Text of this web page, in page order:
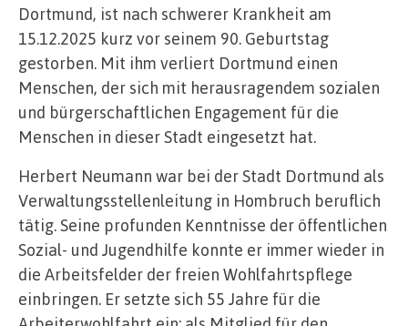
Dortmund, ist nach schwerer Krankheit am
15.12.2025 kurz vor seinem 90. Geburtstag
gestorben. Mit ihm verliert Dortmund einen
Menschen, der sich mit herausragendem sozialen
und bürgerschaftlichen Engagement für die
Menschen in dieser Stadt eingesetzt hat.
Herbert Neumann war bei der Stadt Dortmund als
Verwaltungsstellenleitung in Hombruch beruflich
tätig. Seine profunden Kenntnisse der öffentlichen
Sozial- und Jugendhilfe konnte er immer wieder in
die Arbeitsfelder der freien Wohlfahrtspflege
einbringen. Er setzte sich 55 Jahre für die